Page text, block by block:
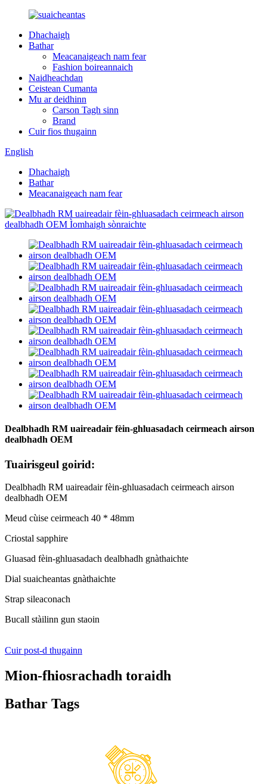
Dhachaigh
Bathar
Meacanaigeach nam fear
Fashion boireannaich
Naidheachdan
Ceistean Cumanta
Mu ar deidhinn
Carson Tagh sinn
Brand
Cuir fios thugainn
English
Dhachaigh
Bathar
Meacanaigeach nam fear
Dealbhadh RM uaireadair fèin-ghluasadach ceirmeach airson
dealbhadh OEM
Tuairisgeul goirid:
Dealbhadh RM uaireadair fèin-ghluasadach ceirmeach airson
dealbhadh OEM
Meud cùise ceirmeach 40 * 48mm
Criostal sapphire
Gluasad fèin-ghluasadach dealbhadh gnàthaichte
Dial suaicheantas gnàthaichte
Strap sileaconach
Bucall stàilinn gun staoin
Cuir post-d thugainn
Mion-fhiosrachadh toraidh
Bathar Tags